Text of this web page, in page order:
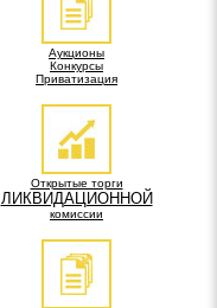
Аукционы
Конкурсы
Приватизация
Открытые торги
ЛИКВИДАЦИОННОЙ
комиссии